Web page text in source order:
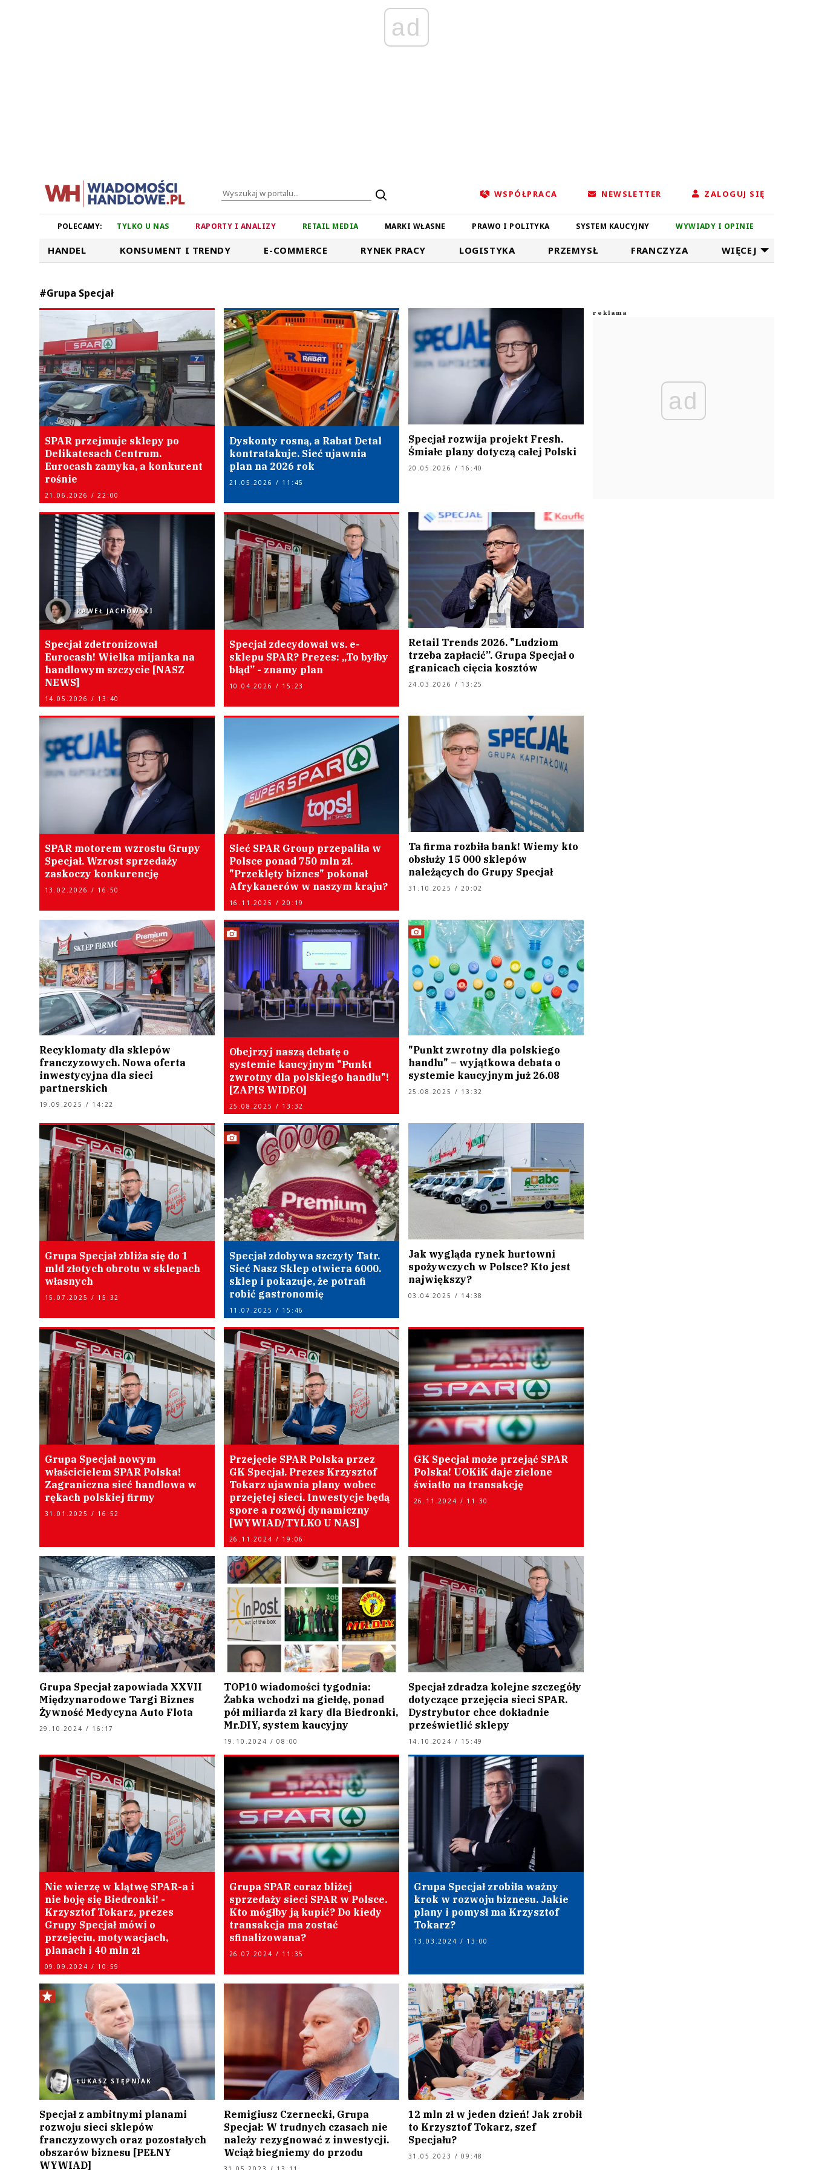
ad
WSPÓŁPRACA NEWSLETTER ZALOGUJ SIĘ
POLECAMY: TYLKO U NAS RAPORTY I ANALIZY RETAIL MEDIA MARKI WŁASNE PRAWO I POLITYKA SYSTEM KAUCYJNY WYWIADY I OPINIE
HANDEL KONSUMENT I TRENDY E-COMMERCE RYNEK PRACY LOGISTYKA PRZEMYSŁ FRANCZYZA WIĘCEJ
#Grupa Specjał
SPAR przejmuje sklepy po
Delikatesach Centrum.
Eurocash zamyka, a konkurent
rośnie
21.06.2026 / 22:00
Dyskonty rosną, a Rabat Detal
kontratakuje. Sieć ujawnia
plan na 2026 rok
21.05.2026 / 11:45
Specjał rozwija projekt Fresh.
Śmiałe plany dotyczą całej Polski
20.05.2026 / 16:40
PAWEŁ JACHOWSKI
Specjał zdetronizował
Eurocash! Wielka mijanka na
handlowym szczycie [NASZ
NEWS]
14.05.2026 / 13:40
Specjał zdecydował ws. e-
sklepu SPAR? Prezes: „To byłby
błąd” - znamy plan
10.04.2026 / 15:23
Retail Trends 2026. "Ludziom
trzeba zapłacić”. Grupa Specjał o
granicach cięcia kosztów
24.03.2026 / 13:25
SPAR motorem wzrostu Grupy
Specjał. Wzrost sprzedaży
zaskoczy konkurencję
13.02.2026 / 16:50
Sieć SPAR Group przepaliła w
Polsce ponad 750 mln zł.
"Przeklęty biznes" pokonał
Afrykanerów w naszym kraju?
16.11.2025 / 20:19
Ta firma rozbiła bank! Wiemy kto
obsłuży 15 000 sklepów
należących do Grupy Specjał
31.10.2025 / 20:02
Recyklomaty dla sklepów
franczyzowych. Nowa oferta
inwestycyjna dla sieci
partnerskich
19.09.2025 / 14:22
Obejrzyj naszą debatę o
systemie kaucyjnym "Punkt
zwrotny dla polskiego handlu"!
[ZAPIS WIDEO]
25.08.2025 / 13:32
"Punkt zwrotny dla polskiego
handlu" – wyjątkowa debata o
systemie kaucyjnym już 26.08
25.08.2025 / 13:32
Grupa Specjał zbliża się do 1
mld złotych obrotu w sklepach
własnych
15.07.2025 / 15:32
Specjał zdobywa szczyty Tatr.
Sieć Nasz Sklep otwiera 6000.
sklep i pokazuje, że potrafi
robić gastronomię
11.07.2025 / 15:46
Jak wygląda rynek hurtowni
spożywczych w Polsce? Kto jest
największy?
03.04.2025 / 14:38
Grupa Specjał nowym
właścicielem SPAR Polska!
Zagraniczna sieć handlowa w
rękach polskiej firmy
31.01.2025 / 16:52
Przejęcie SPAR Polska przez
GK Specjał. Prezes Krzysztof
Tokarz ujawnia plany wobec
przejętej sieci. Inwestycje będą
spore a rozwój dynamiczny
[WYWIAD/TYLKO U NAS]
26.11.2024 / 19:06
GK Specjał może przejąć SPAR
Polska! UOKiK daje zielone
światło na transakcję
26.11.2024 / 11:30
Grupa Specjał zapowiada XXVII
Międzynarodowe Targi Biznes
Żywność Medycyna Auto Flota
29.10.2024 / 16:17
TOP10 wiadomości tygodnia:
Żabka wchodzi na giełdę, ponad
pół miliarda zł kary dla Biedronki,
Mr.DIY, system kaucyjny
19.10.2024 / 08:00
Specjał zdradza kolejne szczegóły
dotyczące przejęcia sieci SPAR.
Dystrybutor chce dokładnie
prześwietlić sklepy
14.10.2024 / 15:49
Nie wierzę w klątwę SPAR-a i
nie boję się Biedronki! -
Krzysztof Tokarz, prezes
Grupy Specjał mówi o
przejęciu, motywacjach,
planach i 40 mln zł
09.09.2024 / 10:59
Grupa SPAR coraz bliżej
sprzedaży sieci SPAR w Polsce.
Kto mógłby ją kupić? Do kiedy
transakcja ma zostać
sfinalizowana?
26.07.2024 / 11:35
Grupa Specjał zrobiła ważny
krok w rozwoju biznesu. Jakie
plany i pomysł ma Krzysztof
Tokarz?
13.03.2024 / 13:00
ŁUKASZ STĘPNIAK
Specjał z ambitnymi planami
rozwoju sieci sklepów
franczyzowych oraz pozostałych
obszarów biznesu [PEŁNY
WYWIAD]
Remigiusz Czernecki, Grupa
Specjał: W trudnych czasach nie
należy rezygnować z inwestycji.
Wciąż biegniemy do przodu
12 mln zł w jeden dzień! Jak zrobił
to Krzysztof Tokarz, szef
Specjału?
31.05.2023 / 09:48
ad